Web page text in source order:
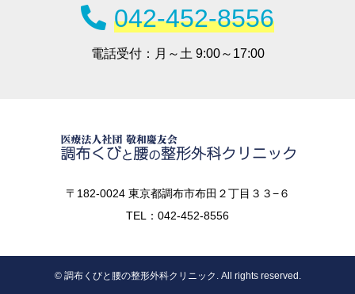
042-452-8556
電話受付： 月～土 9:00～17:00
〒182-0024 東京都調布市布田２丁目３３−６
TEL：042-452-8556
© 調布くびと腰の整形外科クリニック. All rights reserved.